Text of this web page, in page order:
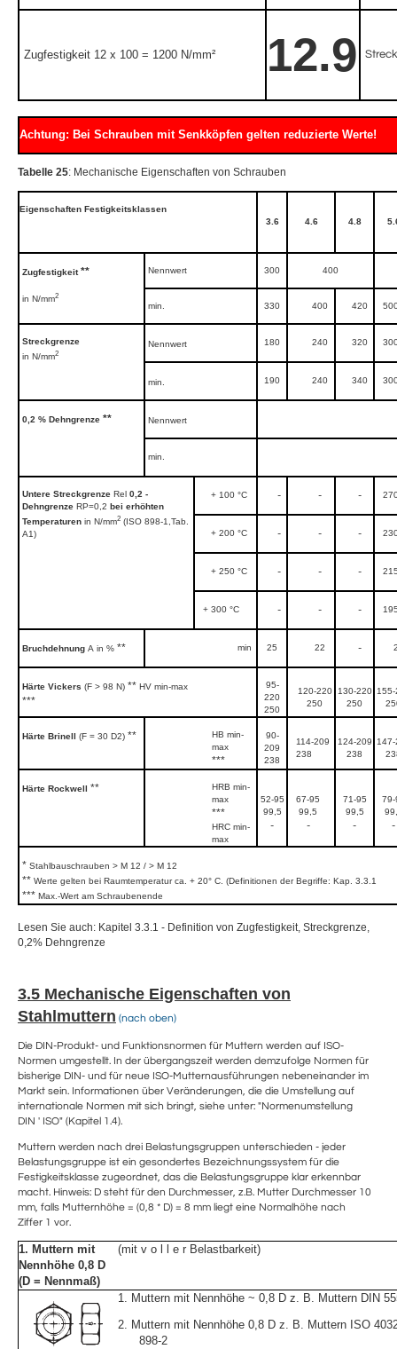
Zugfestigkeit 12 x 100 = 1200 N/mm² 12.9
Achtung: Bei Schrauben mit Senkköpfen gelten reduzierte Werte!
Tabelle 25: Mechanische Eigenschaften von Schrauben
Eigenschaften Festigkeitsklassen
3.6
4.6 4.8
Zugfestigkeit**
in N/mm2
Nennwert 300 400
min. 330 400 420
Streckgrenze
in N/mm2
Nennwert 180 240 320
min. 190 240 340
0,2 % Dehngrenze ** Nennwert
min.
Untere Streckgrenze Rel 0,2 -
Dehngrenze RP=0,2 bei erhöhten
Temperaturen in N/mm2(ISO 898-1,Tab.
A1)
+ 100 °C - - -
+ 200 °C - - -
+ 250 °C - - -
+ 300 °C - - -
Bruchdehnung A in % ** min 25 22 -
Härte Vickers (F > 98 N) ** HV min-max
***
95-
220
250
120-220
250
130-220
250
155-
Härte Brinell (F = 30 D2) **
HB min-
max
***
90-
209
238
114-209
238
124-209
238
147-
Härte Rockwell **
HRB min-
max
***
HRC min-
max
52-95
99,5
-
67-95
99,5
-
71-95
99,5
-
79-
-
* Stahlbauschrauben > M 12 / > M 12
** Werte gelten bei Raumtemperatur ca. + 20° C. (Definitionen der Begriffe: Kap. 3.3.1
*** Max.-Wert am Schraubenende
Lesen Sie auch: Kapitel 3.3.1 - Definition von Zugfestigkeit, Streckgrenze,
0,2% Dehngrenze
3.5 Mechanische Eigenschaften von
Stahlmuttern (nach oben)
Die DIN-Produkt- und Funktionsnormen für Muttern werden auf ISO-
Normen umgestellt. In der übergangszeit werden demzufolge Normen für
bisherige DIN- und für neue ISO-Mutternausführungen nebeneinander im
Markt sein. Informationen über Veränderungen, die die Umstellung auf
internationale Normen mit sich bringt, siehe unter: "Normenumstellung
DIN ' ISO" (Kapitel 1.4).
Muttern werden nach drei Belastungsgruppen unterschieden - jeder
Belastungsgruppe ist ein gesondertes Bezeichnungssystem für die
Festigkeitsklasse zugeordnet, das die Belastungsgruppe klar erkennbar
macht. Hinweis: D steht für den Durchmesser, z.B. Mutter Durchmesser 10
mm, falls Mutternhöhe = (0,8 * D) = 8 mm liegt eine Normalhöhe nach
Ziffer 1 vor.
1. Muttern mit
Nennhöhe 0,8 D
(D = Nennmaß)
(mit v o l l e r Belastbarkeit)
1. Muttern mit Nennhöhe ~ 0,8 D z. B. Muttern DIN
2. Muttern mit Nennhöhe 0,8 D z. B. Muttern ISO
898-2